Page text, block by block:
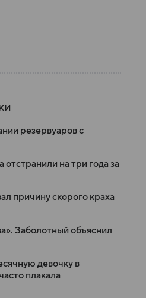
резервуаров с
отстранили на три года за
причину скорого краха
Заболотный объяснил
девочку в
плакала